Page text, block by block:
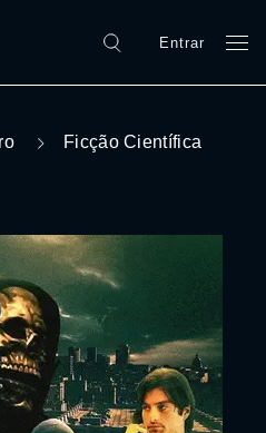
Entrar
Ficção Científica